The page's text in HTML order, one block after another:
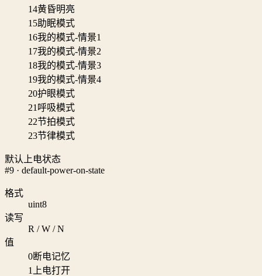
14黄昏明亮
15助眠模式
16我的模式-情景1
17我的模式-情景2
18我的模式-情景3
19我的模式-情景4
20护眼模式
21 呼吸模式
22节拍模式
23节律模式
默认上电状态
#9 · default-power-on-state
格式
uint8
读写
R / W / N
值
0断电记忆
1
上电打开